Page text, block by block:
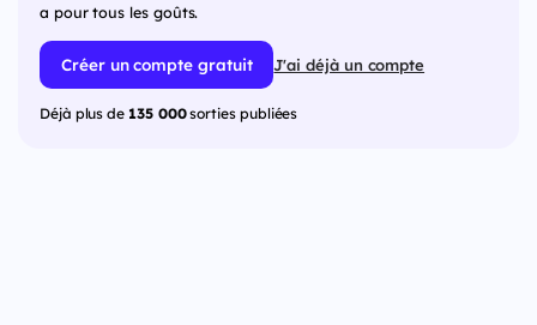
a pour tous les goûts.
Créer un compte gratuit J'ai déjà un compte
Déjà plus de 135 000sorties publiées